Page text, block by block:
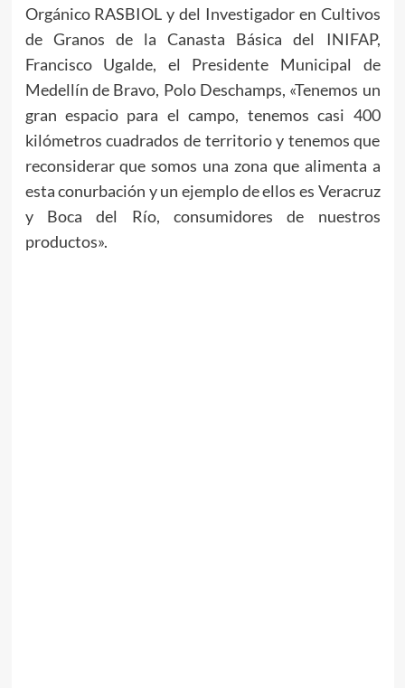
Orgánico RASBIOL y del Investigador en Cultivos
de Granos de la Canasta Básica del INIFAP,
Francisco Ugalde, el Presidente Municipal de
Medellín de Bravo, Polo Deschamps, «Tenemos un
gran espacio para el campo, tenemos casi 400
kilómetros cuadrados de territorio y tenemos que
reconsiderar que somos una zona que alimenta a
esta conurbación y un ejemplo de ellos es Veracruz
y Boca del Río, consumidores de nuestros
productos».